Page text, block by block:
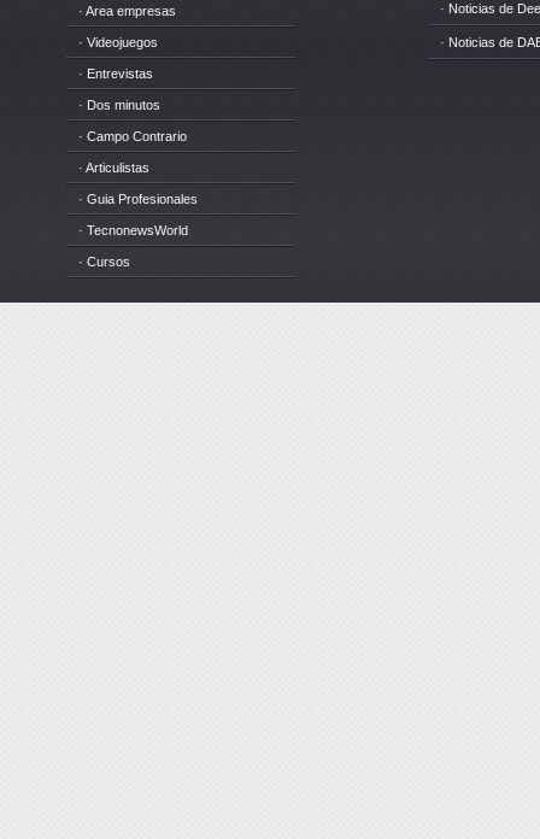
· Area empresas
· Videojuegos
· Entrevistas
· Dos minutos
· Campo Contrario
· Articulistas
· Guia Profesionales
· TecnonewsWorld
· Cursos
· Noticias de
· Noticias de